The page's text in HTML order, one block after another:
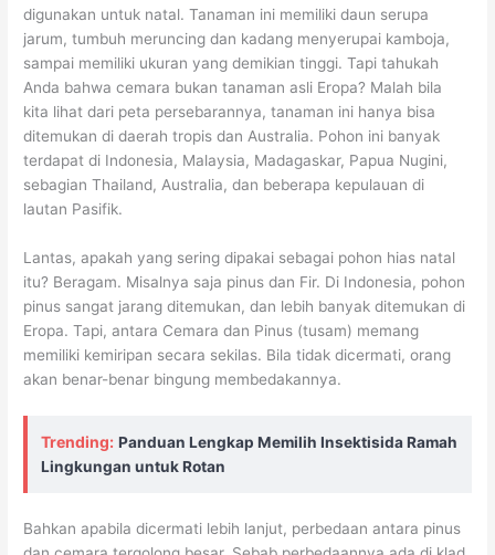
digunakan untuk natal. Tanaman ini memiliki daun serupa
jarum, tumbuh meruncing dan kadang menyerupai kamboja,
sampai memiliki ukuran yang demikian tinggi. Tapi tahukah
Anda bahwa cemara bukan tanaman asli Eropa? Malah bila
kita lihat dari peta persebarannya, tanaman ini hanya bisa
ditemukan di daerah tropis dan Australia. Pohon ini banyak
terdapat di Indonesia, Malaysia, Madagaskar, Papua Nugini,
sebagian Thailand, Australia, dan beberapa kepulauan di
lautan Pasifik.
Lantas, apakah yang sering dipakai sebagai pohon hias natal
itu? Beragam. Misalnya saja pinus dan Fir. Di Indonesia, pohon
pinus sangat jarang ditemukan, dan lebih banyak ditemukan di
Eropa. Tapi, antara Cemara dan Pinus (tusam) memang
memiliki kemiripan secara sekilas. Bila tidak dicermati, orang
akan benar-benar bingung membedakannya.
Trending: Panduan Lengkap Memilih Insektisida Ramah
Lingkungan untuk Rotan
Bahkan apabila dicermati lebih lanjut, perbedaan antara pinus